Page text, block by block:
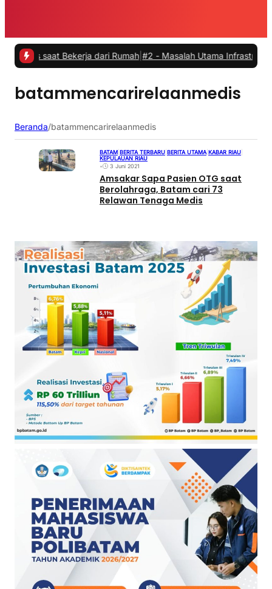
saat Bekerja dari Rumah|#2 -Masalah Utama Infrastruktur
batammencarirelaanmedis
Beranda/batammencarirelaanmedis
BATAM BERITA TERBARU BERITA UTAMA KABAR RIAU
KEPULAUAN RIAU
•
3 Juni 2021
Amsakar Sapa Pasien OTG saat
Berolahraga, Batam cari 73
Relawan Tenaga Medis